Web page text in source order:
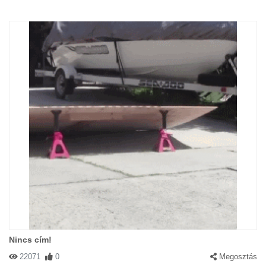
Nincs cím!
22071 0 Megosztás